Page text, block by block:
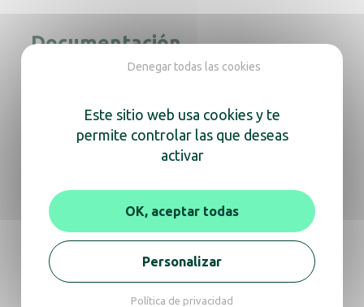
Documentación
En la misma gama, descubra
Shield – Verde Malaquita
Este sitio web usa cookies y te
permite controlar las que deseas
activar
OK, aceptar todas
Denegar todas las cookies
Personalizar
Política de privacidad